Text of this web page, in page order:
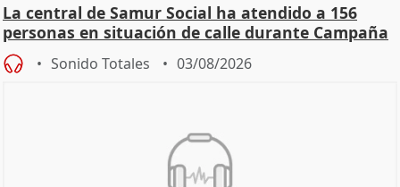
La central de Samur Social ha atendido a 156
personas en situación de calle durante Campaña
de Calor
Sonido Totales 03/08/2026